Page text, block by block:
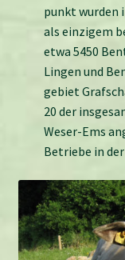
punkt wurden
als einzigem
etwa 5450
Lingen und
gebiet
20 der
Weser-Ems
Betriebe in